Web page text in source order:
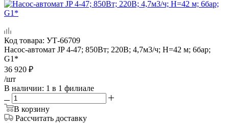
Код товара: УТ-66709
Насос-автомат JP 4-47; 850Вт; 220В; 4,7м3/ч; Н=42 м; 6бар;
G1*
36 920 ₽
/шт
В наличии: 1 в 1 филиале
В корзину
Рассчитать доставку